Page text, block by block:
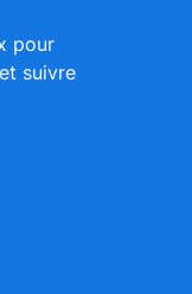
pour
suivre